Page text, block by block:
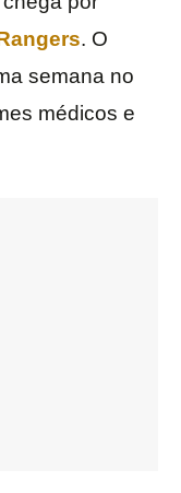
. O
semana no
médicos e